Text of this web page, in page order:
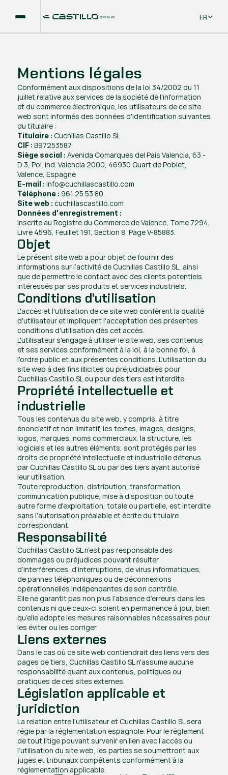
Select
FR
Mentions légales
Conformément aux dispositions de la loi 34/2002 du 11
juillet relative aux services de la société de l'information
et du commerce électronique, les utilisateurs de ce site
web sont informés des données d'identification suivantes
du titulaire :
Titulaire : Cuchillas Castillo SL
CIF : B97253587
Siège social : Avenida Comarques del País Valencia, 63 -
D 3, Pol. Ind. Valencia 2000, 46930 Quart de Poblet,
Valence, Espagne
E-mail : info@cuchillascastillo.com
Téléphone : 961 25 53 80
Site web : cuchillascastillo.com
Données d'enregistrement :
Inscrite au Registre du Commerce de Valence, Tome 7294,
Livre 4596, Feuillet 191, Section 8, Page V-85883.
Objet
Le présent site web a pour objet de fournir des
informations sur l’activité de Cuchillas Castillo SL, ainsi
que de permettre le contact avec des clients potentiels
intéressés par ses produits et services industriels.
Conditions d'utilisation
L'accès et l'utilisation de ce site web confèrent la qualité
d'utilisateur et impliquent l'acceptation des présentes
conditions d'utilisation dès cet accès.
L'utilisateur s'engage à utiliser le site web, ses contenus
et ses services conformément à la loi, à la bonne foi, à
l'ordre public et aux présentes conditions. L'utilisation du
site web à des fins illicites ou préjudiciables pour
Cuchillas Castillo SL ou pour des tiers est interdite.
Propriété intellectuelle et
industrielle
Tous les contenus du site web, y compris, à titre
énonciatif et non limitatif, les textes, images, designs,
logos, marques, noms commerciaux, la structure, les
logiciels et les autres éléments, sont protégés par les
droits de propriété intellectuelle et industrielle détenus
par Cuchillas Castillo SL ou par des tiers ayant autorisé
leur utilisation.
Toute reproduction, distribution, transformation,
communication publique, mise à disposition ou toute
autre forme d'exploitation, totale ou partielle, est interdite
sans l'autorisation préalable et écrite du titulaire
correspondant.
Responsabilité
Cuchillas Castillo SL n’est pas responsable des
dommages ou préjudices pouvant résulter
d’interférences, d’interruptions, de virus informatiques,
de pannes téléphoniques ou de déconnexions
opérationnelles indépendantes de son contrôle.
Elle ne garantit pas non plus l’absence d’erreurs dans les
contenus ni que ceux-ci soient en permanence à jour, bien
qu’elle adopte les mesures raisonnables nécessaires pour
les éviter ou les corriger.
Liens externes
Dans le cas où ce site web contiendrait des liens vers des
pages de tiers, Cuchillas Castillo SL n'assume aucune
responsabilité quant aux contenus, politiques ou
pratiques de ces sites externes.
Législation applicable et
juridiction
La relation entre l’utilisateur et Cuchillas Castillo SL sera
régie par la réglementation espagnole. Pour le règlement
de tout litige pouvant survenir en lien avec l’accès ou
l’utilisation du site web, les parties se soumettront aux
juges et tribunaux compétents conformément à la
réglementation applicable.